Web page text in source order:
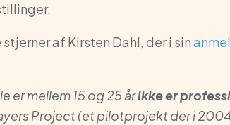
af Kirsten Dahl, der i sin
er mellem 15 og 25 årikke er
Project (et pilotprojekt der i